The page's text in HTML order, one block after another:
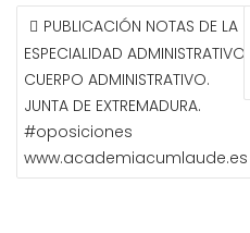
NAVEGACIÓN
DE
ENTRADAS
PUBLICACIÓN NOTAS DE LA
ESPECIALIDAD ADMINISTRATIVO,
CUERPO ADMINISTRATIVO.
JUNTA DE EXTREMADURA.
#oposiciones
www.academiacumlaude.es